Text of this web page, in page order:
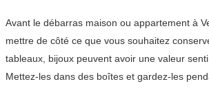
Avant le débarras maison ou appartement à
mettre de côté ce que vous souhaitez
tableaux, bijoux peuvent avoir une valeur
Mettez-les dans des boîtes et gardez-les